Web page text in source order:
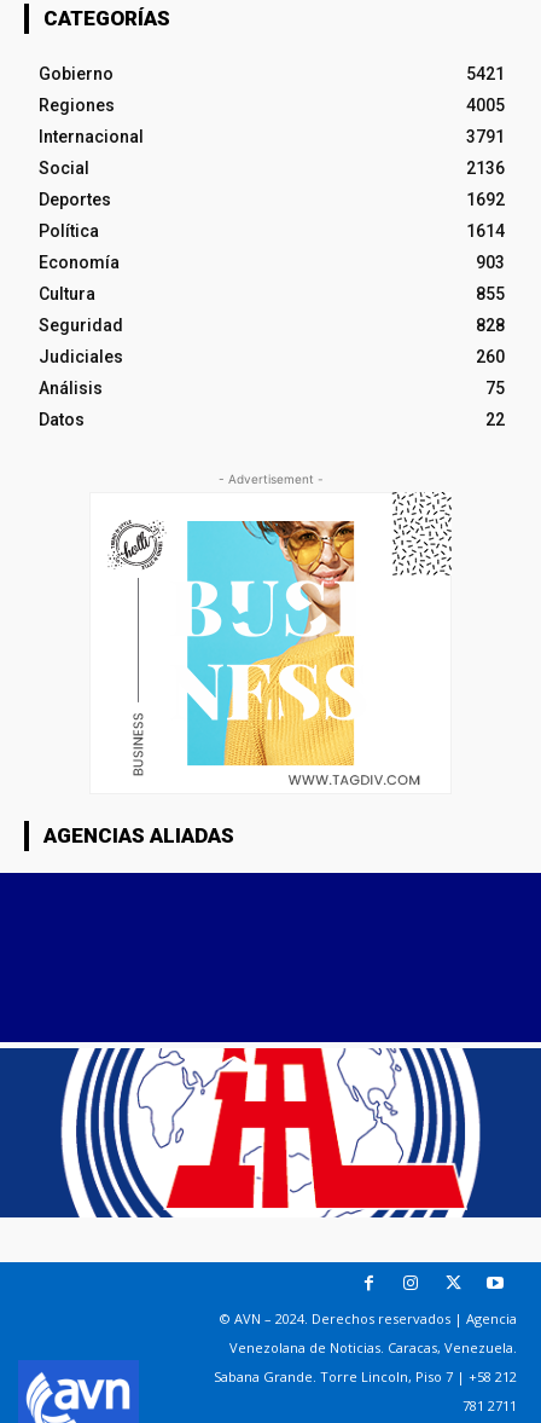
CATEGORÍAS
Gobierno
5421
Regiones
4005
Internacional
3791
Social
2136
Deportes
1692
Política
1614
Economía
903
Cultura
855
Seguridad
828
Judiciales
260
Análisis
75
Datos
22
- Advertisement -
AGENCIAS ALIADAS
© AVN – 2024. Derechos reservados | Agencia
Venezolana de Noticias. Caracas, Venezuela.
Sabana Grande. Torre Lincoln, Piso 7 | +58 212
781 2711